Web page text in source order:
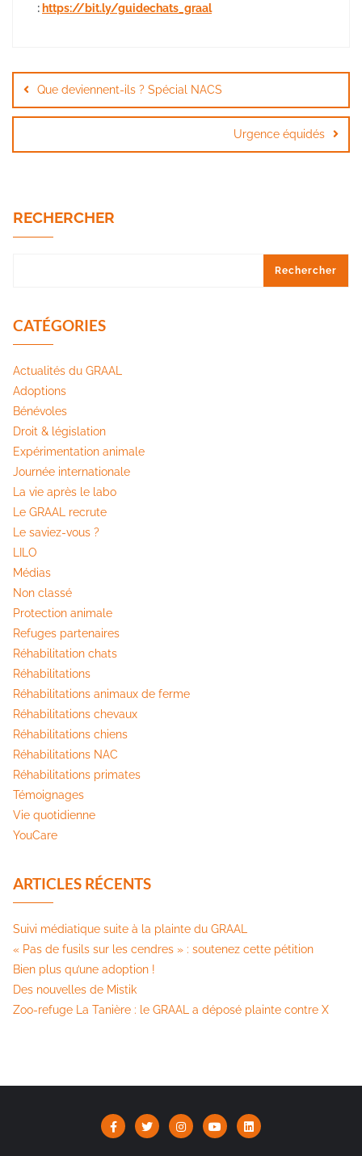
: https://bit.ly/guidechats_graal
de
l’article
Que deviennent-ils ? Spécial NACS
Urgence équidés
RECHERCHER
Rechercher
CATÉGORIES
Actualités du GRAAL
Adoptions
Bénévoles
Droit & législation
Expérimentation animale
Journée internationale
La vie après le labo
Le GRAAL recrute
Le saviez-vous ?
LILO
Médias
Non classé
Protection animale
Refuges partenaires
Réhabilitation chats
Réhabilitations
Réhabilitations animaux de ferme
Réhabilitations chevaux
Réhabilitations chiens
Réhabilitations NAC
Réhabilitations primates
Témoignages
Vie quotidienne
YouCare
ARTICLES RÉCENTS
Suivi médiatique suite à la plainte du GRAAL
« Pas de fusils sur les cendres » : soutenez cette pétition​
Bien plus qu’une adoption !
Des nouvelles de Mistik
Zoo-refuge La Tanière : le GRAAL a déposé plainte contre X